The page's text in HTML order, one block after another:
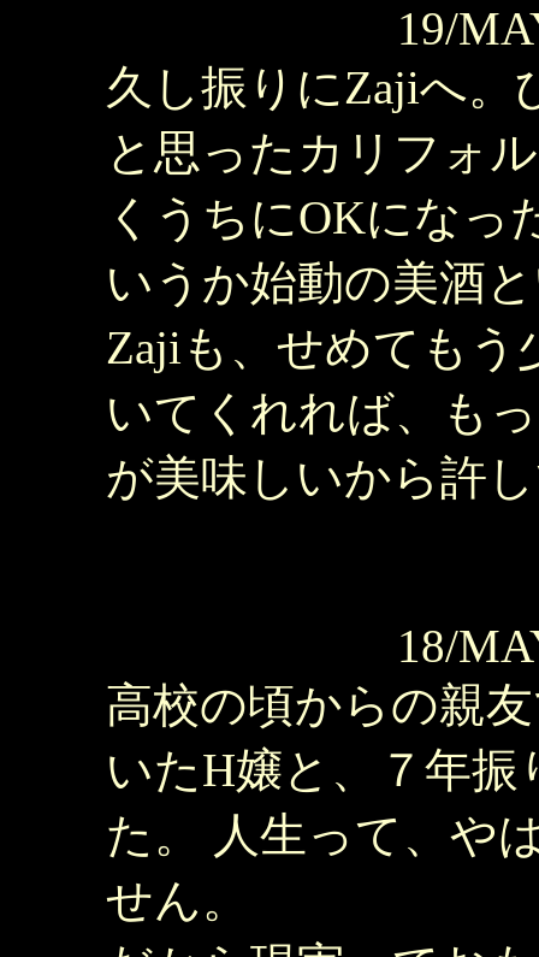
19/
久し振りにZajiへ。
と思ったカリフォ
くうちにOKになっ
いうか始動の美酒
Zajiも、せめてもう
いてくれれば、も
が美味しいから許
18/
高校の頃からの親
いたH嬢と、７年
た。 人生って、や
せん。